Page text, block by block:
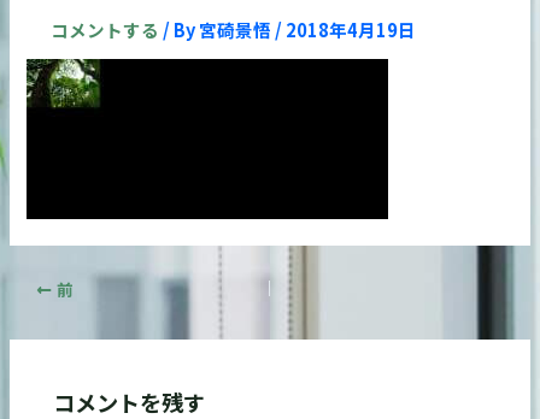
コメントする / By宮碕景悟 /2018年4月19日
前
コメントを残す